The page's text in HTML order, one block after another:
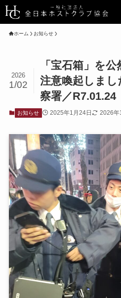
ホーム お知らせ
「宝石箱」を
注意喚起しま
察署／R7.01.24
2026
1/02
お知らせ 2025年1月24日 2026年